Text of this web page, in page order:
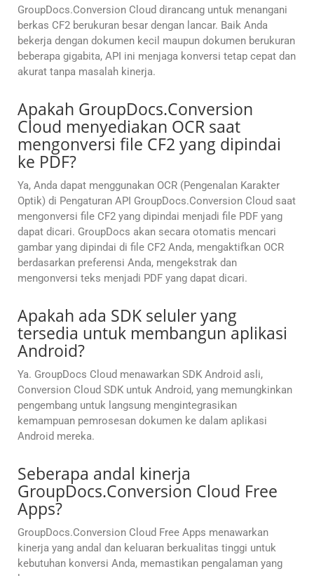
GroupDocs.Conversion Cloud dirancang untuk menangani
berkas CF2 berukuran besar dengan lancar. Baik Anda
bekerja dengan dokumen kecil maupun dokumen berukuran
beberapa gigabita, API ini menjaga konversi tetap cepat dan
akurat tanpa masalah kinerja.
Apakah GroupDocs.Conversion
Cloud menyediakan OCR saat
mengonversi file CF2 yang dipindai
ke PDF?
Ya, Anda dapat menggunakan OCR (Pengenalan Karakter
Optik) di Pengaturan API GroupDocs.Conversion Cloud saat
mengonversi file CF2 yang dipindai menjadi file PDF yang
dapat dicari. GroupDocs akan secara otomatis mencari
gambar yang dipindai di file CF2 Anda, mengaktifkan OCR
berdasarkan preferensi Anda, mengekstrak dan
mengonversi teks menjadi PDF yang dapat dicari.
Apakah ada SDK seluler yang
tersedia untuk membangun aplikasi
Android?
Ya. GroupDocs Cloud menawarkan SDK Android asli,
Conversion Cloud SDK untuk Android, yang memungkinkan
pengembang untuk langsung mengintegrasikan
kemampuan pemrosesan dokumen ke dalam aplikasi
Android mereka.
Seberapa andal kinerja
GroupDocs.Conversion Cloud Free
Apps?
GroupDocs.Conversion Cloud Free Apps menawarkan
kinerja yang andal dan keluaran berkualitas tinggi untuk
kebutuhan konversi Anda, memastikan pengalaman yang